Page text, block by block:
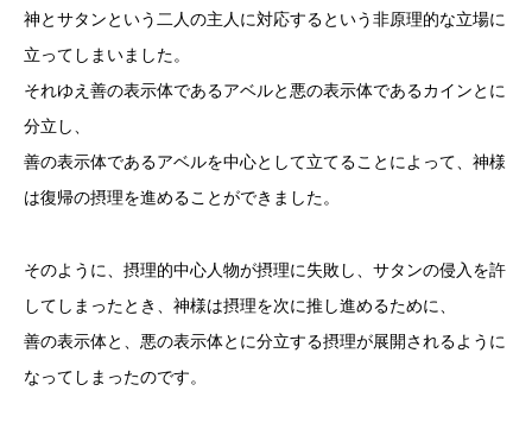
神とサタンという二人の主人に対応するという非原理的な立場に
立ってしまいました。
それゆえ善の表示体であるアベルと悪の表示体であるカインとに
分立し、
善の表示体であるアベルを中心として立てることによって、神様
は復帰の摂理を進めることができました。
そのように、摂理的中心人物が摂理に失敗し、サタンの侵入を許
してしまったとき、神様は摂理を次に推し進めるために、
善の表示体と、悪の表示体とに分立する摂理が展開されるように
なってしまったのです。